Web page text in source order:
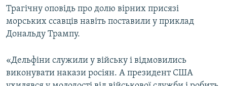
Трагічну оповідь про долю вірних присязі
морських ссавців навіть поставили у приклад
Дональду Трампу.
«Дельфіни служили у війську і відмовились
виконувати накази росіян. А президент США